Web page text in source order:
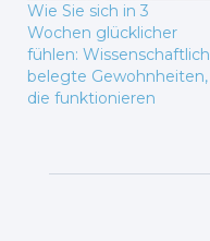
Wie Sie sich in 3
Wochen glücklicher
fühlen: Wissenschaftlich
belegte Gewohnheiten,
die funktionieren